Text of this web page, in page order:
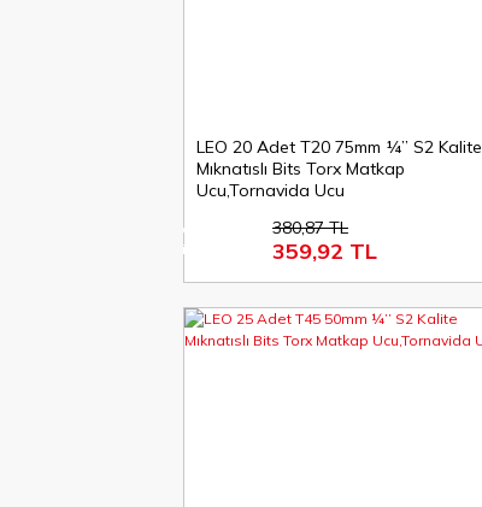
LEO 20 Adet T20 75mm ¼’’ S2 Kalite
Mıknatıslı Bits Torx Matkap
Ucu,Tornavida Ucu
%6
indirim
380,87 TL
359,92 TL